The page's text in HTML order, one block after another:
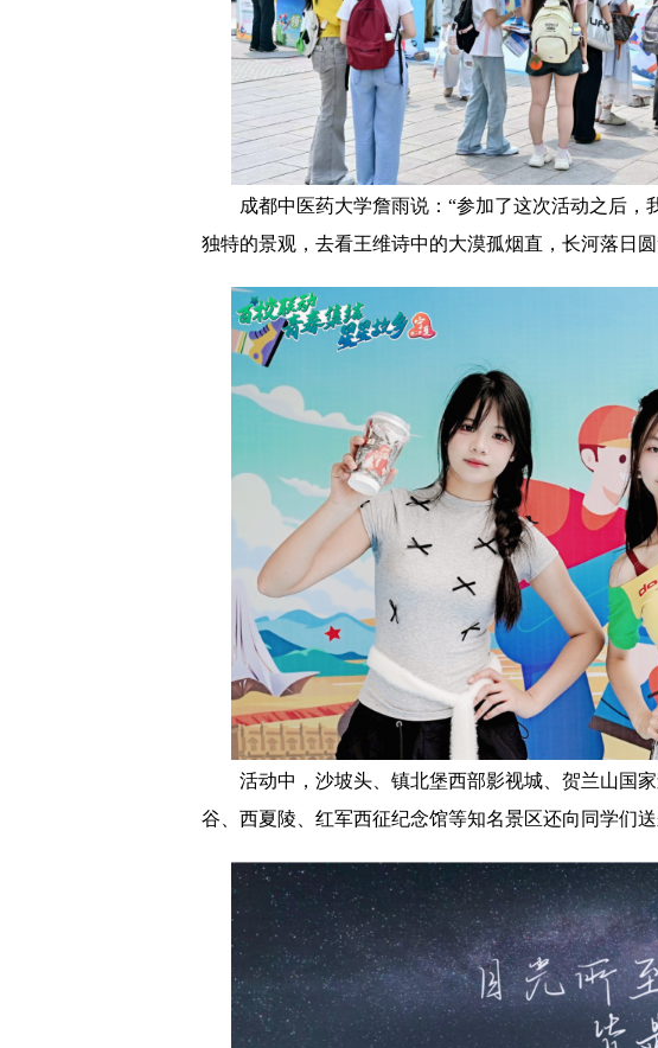
成都中医药大学詹雨说：“参加了这次活动之后，
独特的景观，去看王维诗中的大漠孤烟直，长河落日圆
活动中，沙坡头、镇北堡西部影视城、贺兰山国
谷、西夏陵、红军西征纪念馆等知名景区还向同学们